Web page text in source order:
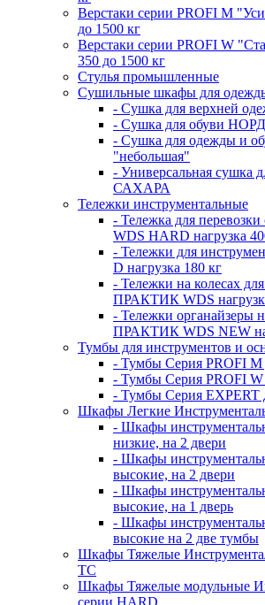
Верстаки серии PROFI M
до 1500 кг
Верстаки серии PROFI W
350 до 1500 кг
Стулья промышленные
Сушильные шкафы для
- Сушка для верхней
- Сушка для обуви НОРД
- Сушка для одежды и
"небольшая"
- Универсальная сушка
САХАРА
Тележки инструментальные
- Тележка для
WDS HARD нагрузка
- Тележки для
D нагрузка 180 кг
- Тележки на колесах
ПРАКТИК WDS
- Тележки органайзеры
ПРАКТИК WDS NEW
Тумбы для инструментов и
- Тумбы Серия PROFI M
- Тумбы Серия PROFI W
- Тумбы Серия EXPERT
Шкафы Легкие
- Шкафы
низкие, на 2 двери
- Шкафы
высокие, на 2 двери
- Шкафы
высокие, на 1 дверь
- Шкафы
высокие на 2 две тумбы
Шкафы Тяжелые
TC
Шкафы Тяжелые модульные
серии HARD